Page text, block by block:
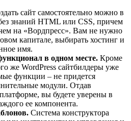
сайт самостоятельно можно в
знаний HTML или CSS, причем
на «Вордпресс». Вам не нужно
капитале, выбирать хостинг и
имя.
в одном месте. Кроме
же WordPress сайтбилдеры уже
функции – не придется
модули. Отдав
вы будете уверены в
ее компонента.
Система конструктора